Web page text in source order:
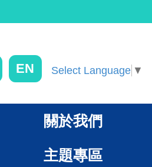
EN Select Language ▼
關於我們
主題專區